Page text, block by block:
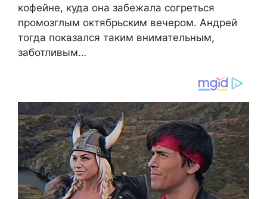
кофейне, куда она забежала согреться
промозглым октябрьским вечером. Андрей
тогда показался таким внимательным,
заботливым…